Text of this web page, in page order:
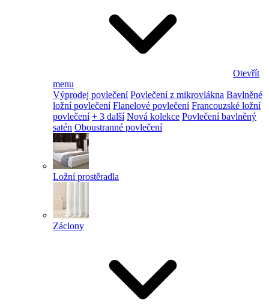
Otevřít
menu
Výprodej povlečení Povlečení z mikrovlákna Bavlněné
ložní povlečení Flanelové povlečení Francouzské ložní
povlečení + 3 další Nová kolekce Povlečení bavlněný
satén Oboustranné povlečení
Ložní prostěradla
Záclony